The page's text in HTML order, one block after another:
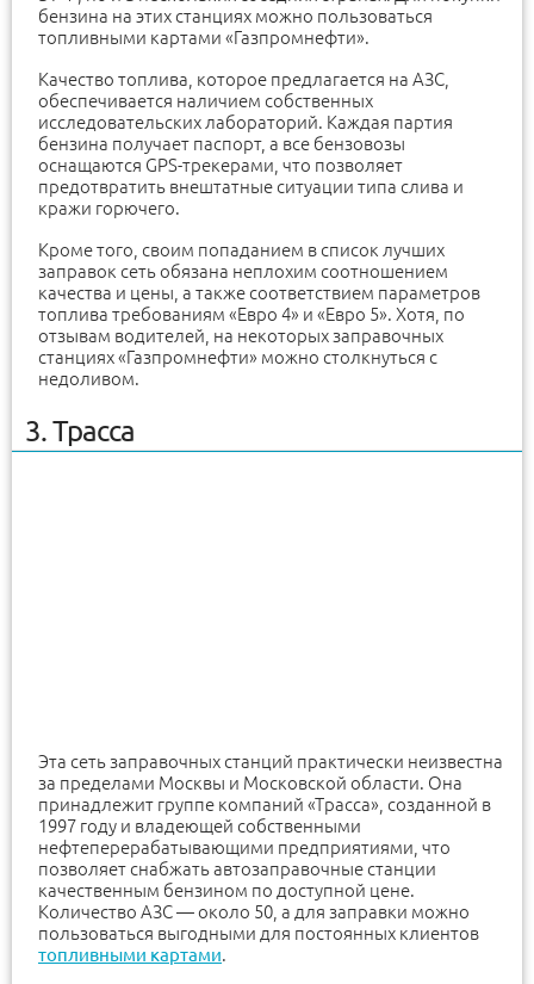
бензина на этих станциях можно пользоваться
топливными картами «Газпромнефти».
Качество топлива, которое предлагается на АЗС,
обеспечивается наличием собственных
исследовательских лабораторий. Каждая партия
бензина получает паспорт, а все бензовозы
оснащаются GPS-трекерами, что позволяет
предотвратить внештатные ситуации типа слива и
кражи горючего.
Кроме того, своим попаданием в список лучших
заправок сеть обязана неплохим соотношением
качества и цены, а также соответствием параметров
топлива требованиям «Евро 4» и «Евро 5». Хотя, по
отзывам водителей, на некоторых заправочных
станциях «Газпромнефти» можно столкнуться с
недоливом.
3. Трасса
Эта сеть заправочных станций практически неизвестна
за пределами Москвы и Московской области. Она
принадлежит группе компаний «Трасса», созданной в
1997 году и владеющей собственными
нефтеперерабатывающими предприятиями, что
позволяет снабжать автозаправочные станции
качественным бензином по доступной цене.
Количество АЗС — около 50, а для заправки можно
пользоваться выгодными для постоянных клиентов
топливными картами.